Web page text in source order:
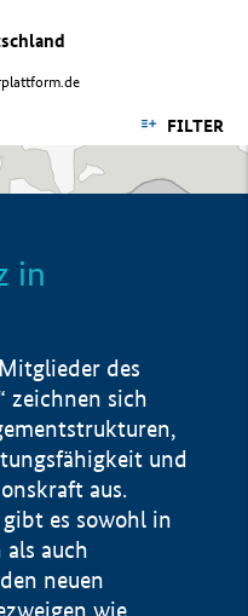
FILTER
in
des
zeichnen sich
und
aus.
es sowohl in
auch
neuen
wie